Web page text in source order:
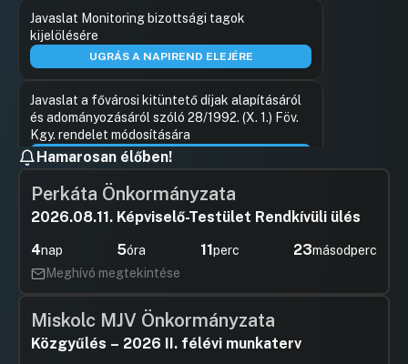
Javaslat Monitoring bizottsági tagok
kijelölésére
UGRÁS A NAPIREND ELEJÉRE
Javaslat a fővárosi kitüntető díjak alapításáról
és adományozásáról szóló 28/1992. (X. 1.) Föv.
Kgy. rendelet módosítására
UGRÁS A NAPIREND ELEJÉRE
Javaslat a Budapest főváros területén
tartózkodó hajléktalanokkal
Hozzászólások Ugrás a napirendi pontra
Javaslat az építményadóról szóló
71/2013. (X.14.) Fov. Kgy. rendelet
módosítására
Hozzászólások Ugrás a napirendi pontra
Javaslat Budapest Főváros
Hamarosan élőben!
Perkáta Önkormányzata
2026.08.11. Képviselő-Testület Rendkívüli ülés
4nap 5óra 11perc 22másodperc
Meghívó megtekintése
Miskolc MJV Önkormányzata
Közgyűlés – 2026 II. félévi munkaterv